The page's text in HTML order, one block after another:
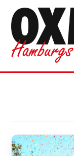
content